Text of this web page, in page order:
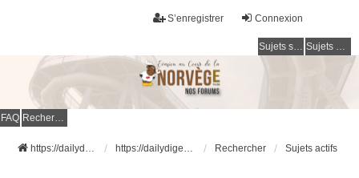
Connexion
S’enregistrer
Sujets sans réponse Sujets actifs
FAQ Rechercher
https://dailydigesthub.com https://dailydigesthub.com Rechercher Sujets actifs